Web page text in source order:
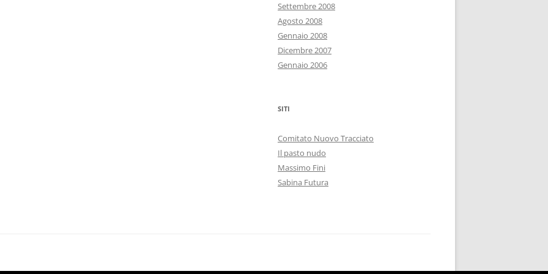
Settembre 2008
Agosto 2008
Gennaio 2008
Dicembre 2007
Gennaio 2006
SITI
Comitato Nuovo Tracciato
Il pasto nudo
Massimo Fini
Sabina Futura